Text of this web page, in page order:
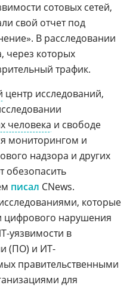
сотовых сетей,
свой отчет под
В расследовании
через которых
трафик.
центр исследований,
человека и свободе
мониторингом и
надзора и других
обезопасить
писал CNews.
которые
цифрового нарушения
уязвимости в
(ПО) и ИТ-
правительственными
для